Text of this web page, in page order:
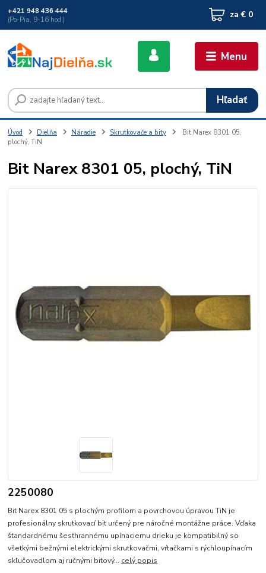
Menu
Hľadať
+421 948 436 444
(Po-Pia, 9-16 hod.)
za € 0
Úvod Dielňa Náradie Skrutkovače a bity
Bit Narex 8301 05,
plochý, TiN
Bit Narex 8301 05, plochý, TiN
2250080
Bit Narex 8301 05 s plochým profilom a povrchovou úpravou TiN je
profesionálny skrutkovací bit určený pre náročné montážne práce. Vďaka
štandardnému šesťhrannému upínaciemu drieku je kompatibilný so
všetkými bežnými elektrickými skrutkovačmi, vŕtačkami s rýchloupínacím
skľučovadlom aj ručnými bitový... celý popis